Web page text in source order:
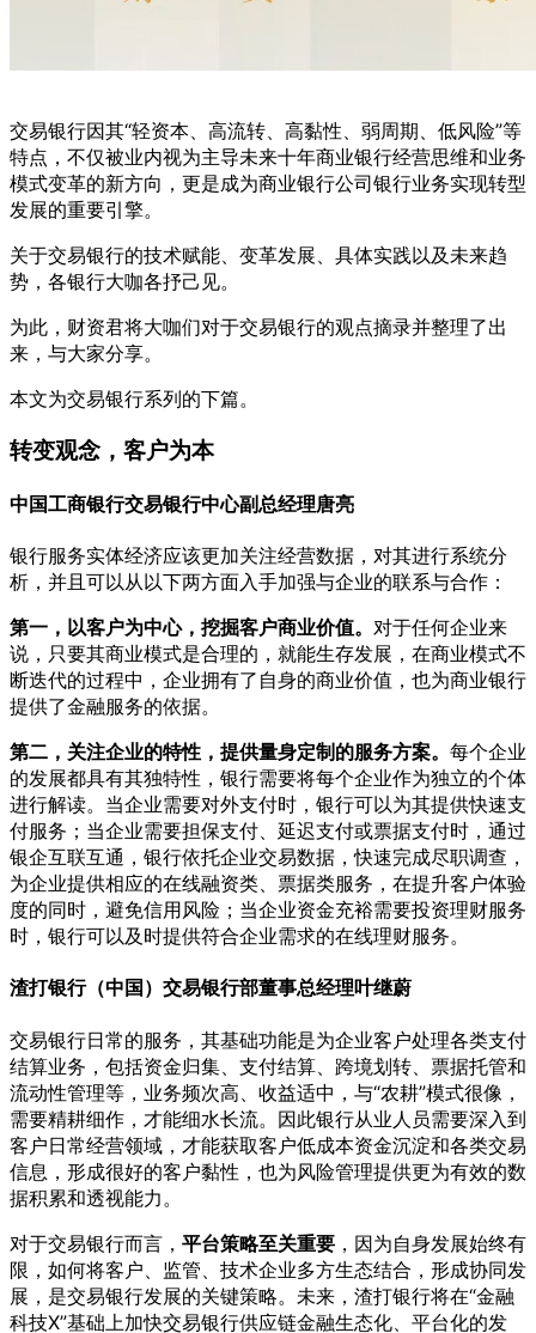
交易银行因其“轻资本、高流转、高黏性、弱周期、低风险”等
特点，不仅被业内视为主导未来十年商业银行经营思维和业务
模式变革的新方向，更是成为商业银行公司银行业务实现转型
发展的重要引擎。
关于交易银行的技术赋能、变革发展、具体实践以及未来趋
势，各银行大咖各抒己见。
为此，财资君将大咖们对于交易银行的观点摘录并整理了出
来，与大家分享。
本文为交易银行系列的下篇。
转变观念，客户为本
中国工商银行交易银行中心副总经理唐亮
银行服务实体经济应该更加关注经营数据，对其进行系统分
析，并且可以从以下两方面入手加强与企业的联系与合作：
第一，以客户为中心，挖掘客户商业价值。 对于任何企业来
说，只要其商业模式是合理的，就能生存发展，在商业模式不
断迭代的过程中，企业拥有了自身的商业价值，也为商业银行
提供了金融服务的依据。
第二，关注企业的特性，提供量身定制的服务方案。 每个企业
的发展都具有其独特性，银行需要将每个企业作为独立的个体
进行解读。当企业需要对外支付时，银行可以为其提供快速支
付服务；当企业需要担保支付、延迟支付或票据支付时，通过
银企互联互通，银行依托企业交易数据，快速完成尽职调查，
为企业提供相应的在线融资类、票据类服务，在提升客户体验
度的同时，避免信用风险；当企业资金充裕需要投资理财服务
时，银行可以及时提供符合企业需求的在线理财服务。
渣打银行（中国）交易银行部董事总经理叶继蔚
交易银行日常的服务，其基础功能是为企业客户处理各类支付
结算业务，包括资金归集、支付结算、跨境划转、票据托管和
流动性管理等，业务频次高、收益适中，与“农耕”模式很像，
需要精耕细作，才能细水长流。因此银行从业人员需要深入到
客户日常经营领域，才能获取客户低成本资金沉淀和各类交易
信息，形成很好的客户黏性，也为风险管理提供更为有效的数
据积累和透视能力。
对于交易银行而言， 平台策略至关重要 ，因为自身发展始终有
限，如何将客户、监管、技术企业多方生态结合，形成协同发
展，是交易银行发展的关键策略。未来，渣打银行将在“金融
科技X”基础上加快交易银行供应链金融生态化、平台化的发